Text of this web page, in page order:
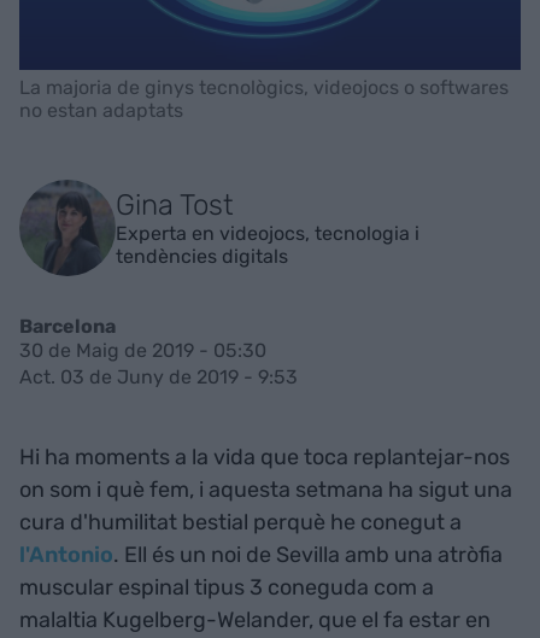
La majoria de ginys tecnològics, videojocs o softwares
no estan adaptats
Gina Tost
Experta en videojocs, tecnologia i
tendències digitals
Barcelona
30 de Maig de 2019 - 05:30
Act. 03 de Juny de 2019 - 9:53
Hi ha moments a la vida que toca replantejar-nos
on som i què fem, i aquesta setmana ha sigut una
cura d'humilitat bestial perquè he conegut a
l'Antonio. Ell és un noi de Sevilla amb una atròfia
muscular espinal tipus 3 coneguda com a
malaltia Kugelberg-Welander, que el fa estar en